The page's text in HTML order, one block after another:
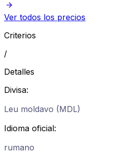
Ver todos los precios
Criterios
/
Detalles
Divisa:
Leu moldavo (MDL)
Idioma oficial:
rumano